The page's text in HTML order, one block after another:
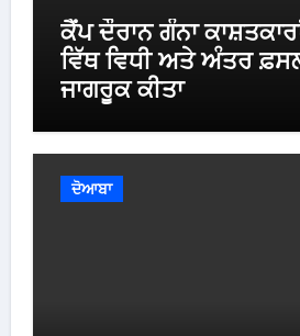
ਕੈਂਪ ਦੌਰਾਨ ਗੰਨਾ
ਵਿੱਥ ਵਿਧੀ ਅਤੇ ਅੰਤਰ
ਜਾਗਰੂਕ ਕੀਤਾ
ਦੋਆਬਾ